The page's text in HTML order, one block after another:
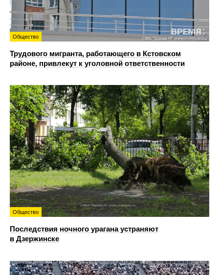
Общество
Трудового мигранта, работающего в Кстовском
районе, привлекут к уголовной ответственности
Общество
Последствия ночного урагана устраняют
в Дзержинске